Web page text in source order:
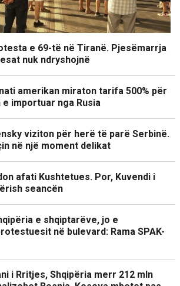
e 69-të në Tiranë. Pjesëmarrja
nuk ndryshojnë
amerikan miraton tarifa 500% për
importuar nga Rusia
viziton për herë të parë Serbinë.
në një moment delikat
afati Kushtetues. Por, Kuvendi i
seancën
e shqiptarëve, jo e
në bulevard: Rama SPAK-
i Rritjes, Shqipëria merr 212 mln